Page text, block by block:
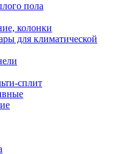
пола
колонки
для климатической
сплит